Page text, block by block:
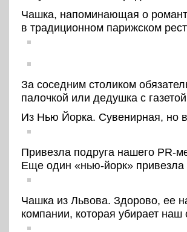
Чашка, напоминающая о
в традиционном парижском
За соседним столиком
палочкой или дедушка с
Из Нью Йорка. Сувенирная, но
Привезла подруга нашего PR-
Еще один «нью-йорк»
Чашка из Львова. Здорово, ее
компании, которая убирает